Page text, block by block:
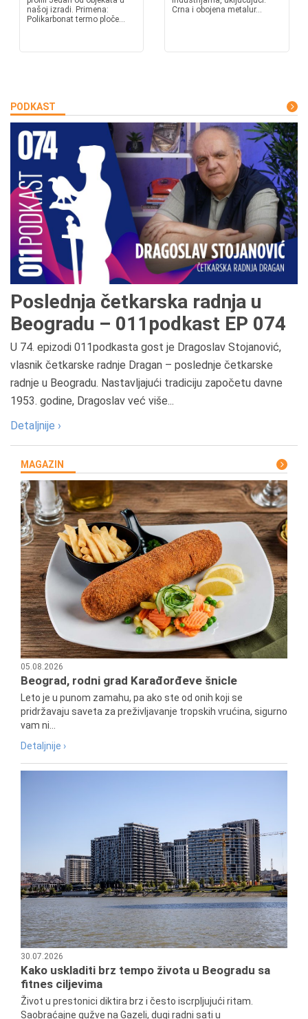
našoj izradi. Primena:
Polikarbonat termo ploče...
Crna i obojena metalur...
PODKAST
Poslednja četkarska radnja u
Beogradu – 011podkast EP 074
U 74. epizodi 011podkasta gost je Dragoslav Stojanović,
vlasnik četkarske radnje Dragan – poslednje četkarske
radnje u Beogradu. Nastavljajući tradiciju započetu davne
1953. godine, Dragoslav već više...
Detaljnije ›
MAGAZIN
05.08.2026
Beograd, rodni grad Karađorđeve šnicle
Leto je u punom zamahu, pa ako ste od onih koji se
pridržavaju saveta za preživljavanje tropskih vrućina, sigurno
vam ni...
Detaljnije ›
30.07.2026
Kako uskladiti brz tempo života u Beogradu sa
fitnes ciljevima
Život u prestonici diktira brz i često iscrpljujući ritam.
Saobraćajne gužve na Gazeli, dugi radni sati u